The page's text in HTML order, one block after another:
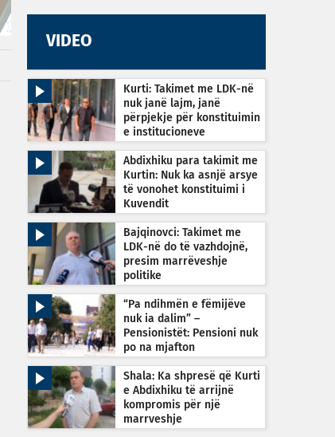
VIDEO
Kurti: Takimet me LDK-në
nuk janë lajm, janë
përpjekje për konstituimin
e institucioneve
Abdixhiku para takimit me
Kurtin: Nuk ka asnjë arsye
të vonohet konstituimi i
Kuvendit
Bajqinovci: Takimet me
LDK-në do të vazhdojnë,
presim marrëveshje
politike
“Pa ndihmën e fëmijëve
nuk ia dalim” –
Pensionistët: Pensioni nuk
po na mjafton
Shala: Ka shpresë që Kurti
e Abdixhiku të arrijnë
kompromis për një
marrveshje